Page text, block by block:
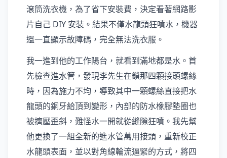
滾筒洗衣機，為了省下安裝費，決定看著網路影
片自己 DIY 安裝。結果不僅水龍頭狂噴水，機器
還一直顯示故障碼，完全無法洗衣服。
我一進到他的工作陽台，就看到滿地都是水。首
先檢查進水管，發現李先生在鎖那四顆接頭螺絲
時，因為施力不均，導致其中一顆螺絲直接把水
龍頭的銅牙給頂到變形，內部的防水橡膠墊圈也
被擠壓歪斜，難怪水一開就從縫隙狂噴。我先幫
他更換了一組全新的進水管萬用接頭，重新校正
水龍頭表面，並以對角線輪流逼緊的方式，將四